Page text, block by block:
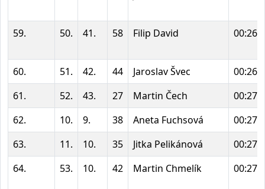
59. 50. 41. 58 Filip David
60. 51. 42. 44 Jaroslav Švec
61.
52. 43. 27 Martin Čech
62.
10. 9. 38 Aneta Fuchsová
63.
11. 10. 35 Jitka Pelikánová
64.
53. 10. 42 Martin Chmelík